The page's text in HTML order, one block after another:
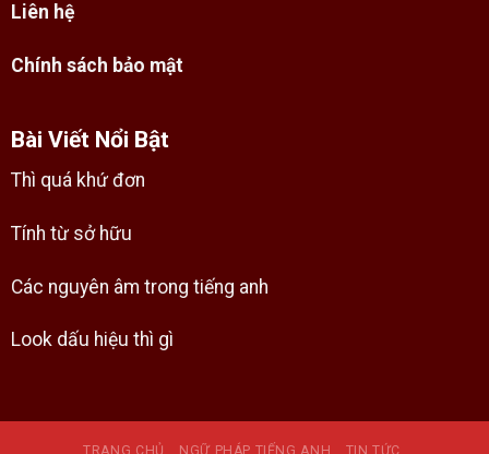
Liên hệ
Chính sách bảo mật
Bài Viết Nổi Bật
Thì quá khứ đơn
Tính từ sở hữu
Các nguyên âm trong tiếng anh
Look dấu hiệu thì gì
TRANG CHỦ NGỮ PHÁP TIẾNG ANH TIN TỨC